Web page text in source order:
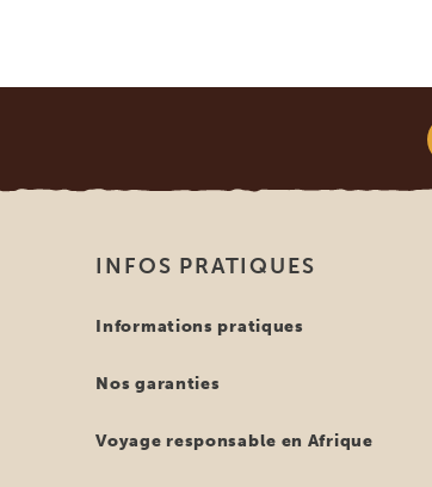
INFOS PRATIQUES
Informations pratiques
Nos garanties
Voyage responsable en Afrique